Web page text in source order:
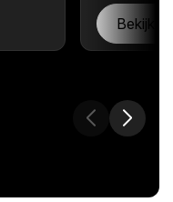
Bekijk